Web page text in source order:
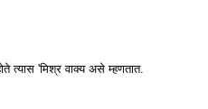
त्यास 'मिश्र वाक्य असे म्हणतात.